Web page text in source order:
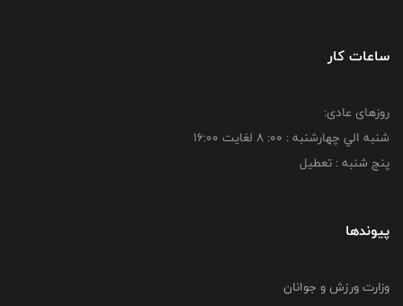
ساعات کار
روزهای عادی:
شنبه الي چهارشنبه : 00: 8 لغايت 16:00
پنج شنبه : تعطیل
پیوندها
وزارت ورزش و جوانان